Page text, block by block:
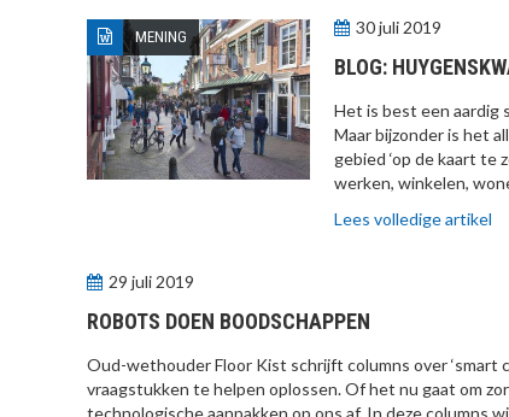
MENING 30 juli 2019
BLOG:
Het is best een aardig
Maar bijzonder is het
gebied ‘op de kaart te
werken, winkelen,
Lees volledige artikel
29 juli 2019
ROBOTS DOEN BOODSCHAPPEN
Oud-wethouder Floor Kist schrijft columns over ‘smart
vraagstukken te helpen oplossen. Of het nu gaat om
technologische aanpakken op ons af. In deze columns